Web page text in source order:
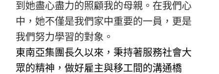
到她盡心盡力的照顧我的母親。在我們心
中，她不僅是我們家中重要的一員，更是
我們努力學習的對象。
東南亞集團長久以來，秉持著服務社會大
眾的精神，做好雇主與移工間的溝通橋